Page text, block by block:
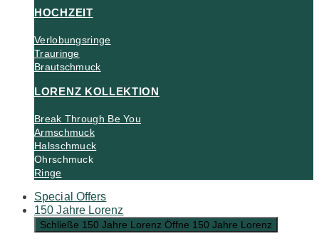
HOCHZEIT
Verlobungsringe
Trauringe
Brautschmuck
LORENZ KOLLEKTION
Break Through Be You
Armschmuck
Halsschmuck
Ohrschmuck
Ringe
Special Offers
150 Jahre Lorenz
Schließe 150 Jahre Lorenz Öffne 150 Jahre Lorenz